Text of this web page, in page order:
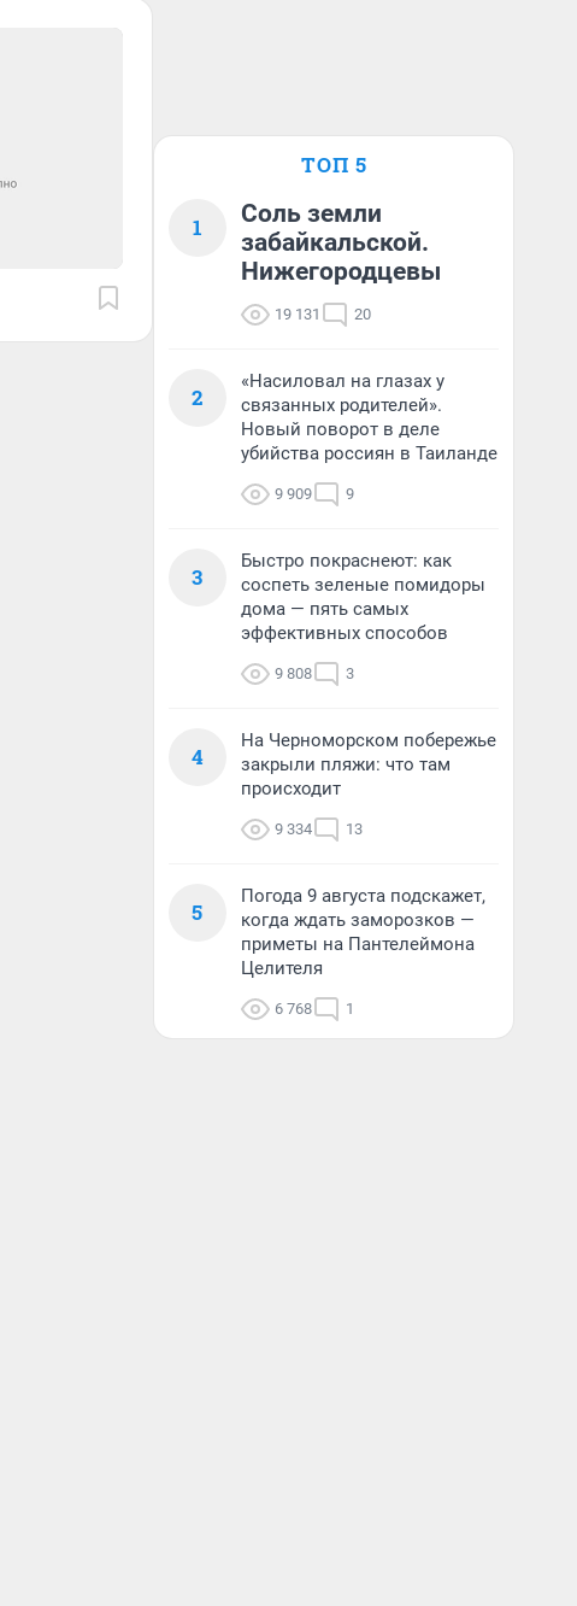
ТОП 5
1
Соль земли
забайкальской.
Нижегородцевы
19 131 20
2
«Насиловал на глазах у
связанных родителей».
Новый поворот в деле
убийства россиян в Таиланде
9 909 9
3
Быстро покраснеют: как
соспеть зеленые помидоры
дома — пять самых
эффективных способов
9 808 3
4
На Черноморском побережье
закрыли пляжи: что там
происходит
9 334 13
5
Погода 9 августа подскажет,
когда ждать заморозков —
приметы на Пантелеймона
Целителя
6 768 1